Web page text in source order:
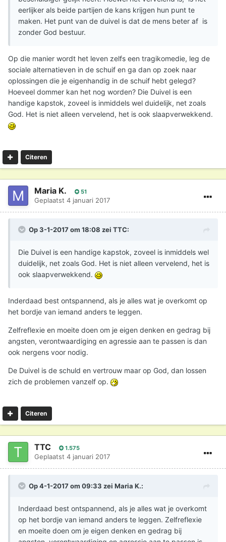
eerlijker als beide partijen de kans krijgen hun punt te
maken. Het punt van de duivel is dat de mens beter af is
zonder God bestuur.
Op die manier wordt het leven zelfs een tragikomedie, leg de
sociale alternatieven in de schuif en ga dan op zoek naar
oplossingen die je eigenhandig in de schuif hebt gelegd?
Hoeveel dommer kan het nog worden? Die Duivel is een
handige kapstok, zoveel is inmiddels wel duidelijk, net zoals
God. Het is niet alleen vervelend, het is ook slaapverwekkend.
Citeren
Maria K. 51
Geplaatst 4 januari 2017
Op 3-1-2017 om 18:08 zei TTC:
Die Duivel is een handige kapstok, zoveel is inmiddels wel
duidelijk, net zoals God. Het is niet alleen vervelend, het is
ook slaapverwekkend.
Inderdaad best ontspannend, als je alles wat je overkomt op
het bordje van iemand anders te leggen.
Zelfreflexie en moeite doen om je eigen denken en gedrag bij
angsten, verontwaardiging en agressie aan te passen is dan
ook nergens voor nodig.
De Duivel is de schuld en vertrouw maar op God, dan lossen
zich de problemen vanzelf op.
Citeren
TTC 1.575
Geplaatst 4 januari 2017
Op 4-1-2017 om 09:33 zei Maria K.:
Inderdaad best ontspannend, als je alles wat je overkomt
op het bordje van iemand anders te leggen. Zelfreflexie
en moeite doen om je eigen denken en gedrag bij